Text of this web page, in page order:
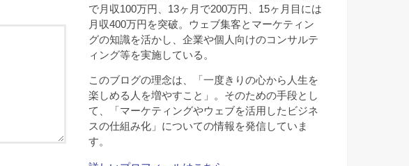
で月収100万円、13ヶ月で200万円、15ヶ月目には
月収400万円を突破。ウェブ集客とマーケティン
グの知識を活かし、企業や個人向けのコンサルテ
ィング等を実施している。
このブログの理念は、「一度きりの心から人生を
楽しめる人を増やすこと」。そのための手段とし
て、「マーケティングやウェブを活用したビジネ
スの仕組み化」についての情報を発信していま
す。